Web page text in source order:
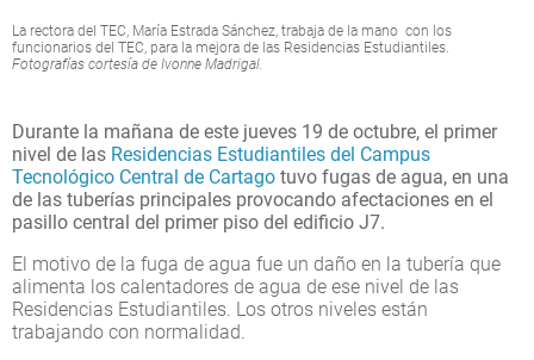
La rectora del TEC, María Estrada Sánchez, trabaja de la mano con los
funcionarios del TEC, para la mejora de las Residencias Estudiantiles.
Fotografías cortesía de Ivonne Madrigal.
Durante la mañana de este jueves 19 de octubre, el primer
nivel de las Residencias Estudiantiles del Campus
Tecnológico Central de Cartago tuvo fugas de agua, en una
de las tuberías principales provocando afectaciones en el
pasillo central del primer piso del edificio J7.
El motivo de la fuga de agua fue un daño en la tubería que
alimenta los calentadores de agua de ese nivel de las
Residencias Estudiantiles. Los otros niveles están
trabajando con normalidad.